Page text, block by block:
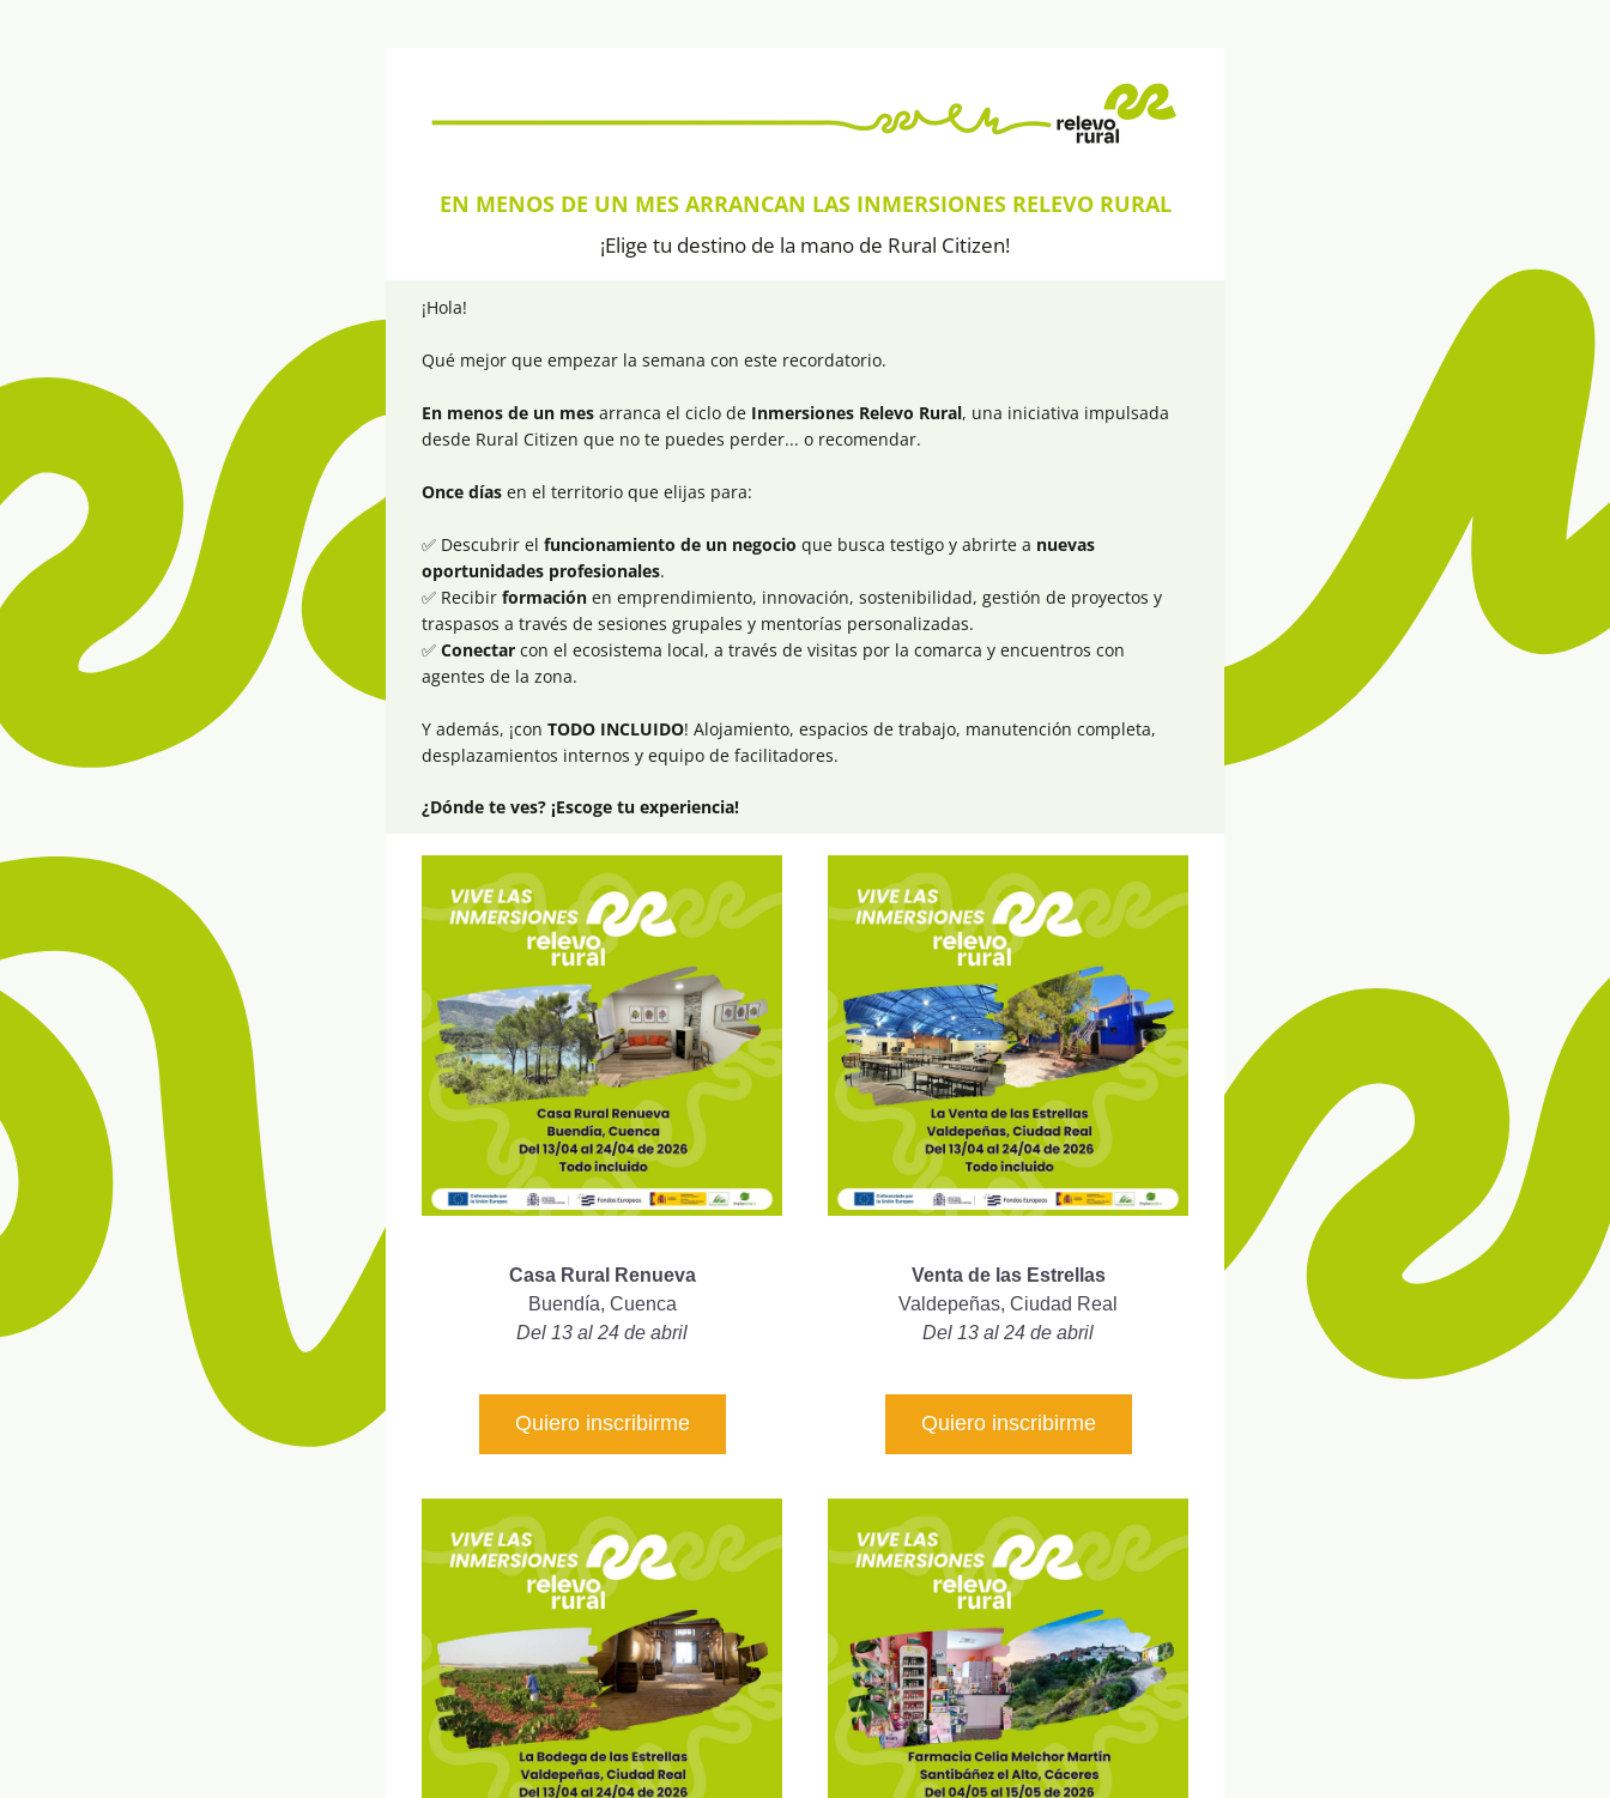
EN MENOS DE UN MES ARRANCAN LAS INMERSIONES RELEVO RURAL
¡Elige tu destino de la mano de Rural Citizen!
¡Hola!
Qué mejor que empezar la semana con este recordatorio.
En menos de un mes arranca el ciclo de Inmersiones Relevo Rural, una iniciativa impulsada
desde Rural Citizen que no te puedes perder... o recomendar.
Once días en el territorio que elijas para:
✅ Descubrir el funcionamiento de un negocio que busca testigo y abrirte a nuevas
oportunidades profesionales.
✅ Recibir formación en emprendimiento, innovación, sostenibilidad, gestión de proyectos y
traspasos a través de sesiones grupales y mentorías personalizadas.
✅ Conectar con el ecosistema local, a través de visitas por la comarca y encuentros con
agentes de la zona.
Y además, ¡con TODO INCLUIDO! Alojamiento, espacios de trabajo, manutención completa,
desplazamientos internos y equipo de facilitadores.
¿Dónde te ves? ¡Escoge tu experiencia!
Casa Rural Renueva
Buendía, Cuenca
Del 13 al 24 de abril
Quiero inscribirme
Venta de las Estrellas
Valdepeñas, Ciudad Real
Del 13 al 24 de abril
Quiero inscribirme